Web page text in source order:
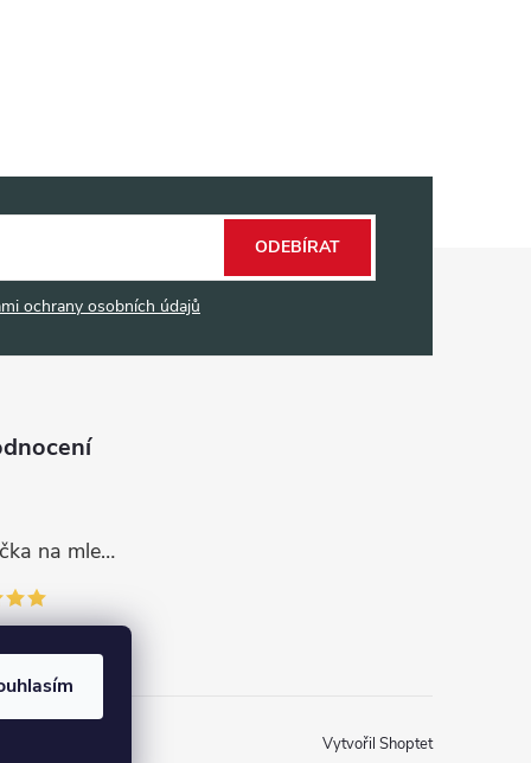
ochrany osobních údajů
ODEBÍRAT
Dávkovací lžička na mletou kávu 53132C8134
Vytvořil Shoptet